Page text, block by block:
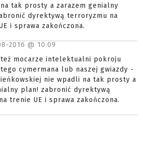
tak prosty a zarazem genialny
dyrektywą terroryzmu na
i sprawa zakończona.
2016 @ 10:09
też mocarze intelektualni pokroju
cymermana lub naszej gwiazdy -
nie wpadli na tak prosty a
plan! zabronić dyrektywą
trenie UE i sprawa zakończona.